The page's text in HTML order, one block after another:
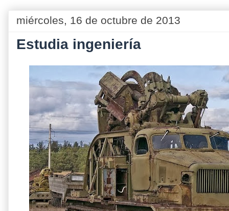
miércoles, 16 de octubre de 2013
Estudia ingeniería